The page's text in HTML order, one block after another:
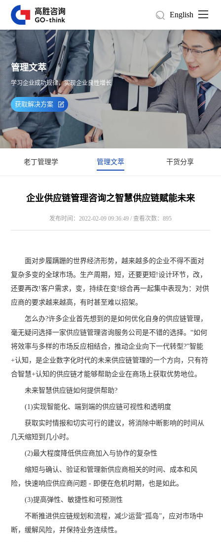
English
管理文萃
学习企业成功规律，实现企业良性增长
获取解决方案
老丁管理学 管理文萃 干货分享
企业供应链管理咨询之智慧供应链赋能未来
发布时间：2022-02-09 09:36:49 / 查看次数：895
面对步履蹒跚的世界经济形势，越来越多的企业不得不面对
复杂多变的全球市场。生产周期，短，还要更短!设计环节，改，
还要再改!客户需求，变，持续在变!综合再一起集中表现为：对供
应商的要求越来越高，有时甚至难以招架。
怎么办?许多企业首先想到的是如何优化自身的供应链管理，
毫无疑问选择一家供应链管理咨询服务公司是不错的选择。“如何
将效率与多样的市场反应相结合，推动企业向下一代转型?”智能
+认知，是企业数字化时代的未来供应链管理的一个方向，只有符
合智慧+认知的供应链才能够帮助企业在商场上获取优势地位。
未来智慧供应链如何提供帮助?
(1)实现智能化、端到端的供应链可视性和透明度
获取实时情报和切实可行的建议，将消除中断影响的时间从
几天缩短到几小时。
(2)最大程度降低供应商加入与协作的复杂性
缩短与确认、验证和管理新供应商相关的时间、成本和风
险，快速响应供应商问题 - 即便在危机时期，也是如此。
(3)提高弹性、敏捷性和可预测性
不断推进供应链规划和流程，减少运营“孤岛”，应对市场中
断，缓解风险，并保持业务连续性。